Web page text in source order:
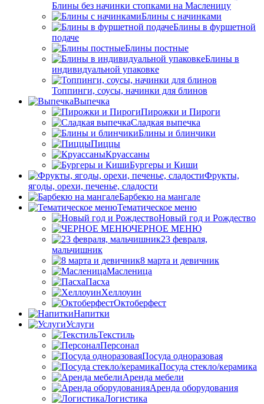
Блины без начинки стопками на Масленицу
Блины с начинками
Блины в фуршетной
подаче
Блины постные
Блины в
индивидуальной упаковке
Топпинги, соусы, начинки для блинов
Выпечка
Пирожки и Пироги
Сладкая выпечка
Блины и блинчики
Пиццы
Круасcаны
Бургеры и Киши
Фрукты,
ягоды, орехи, печенье, сладости
Барбекю на мангале
Тематическое меню
Новый год и Рождество
ЧЕРНОЕ МЕНЮ
23 февраля,
мальчишник
8 марта и девичник
Масленица
Пасха
Хеллоуин
Октоберфест
Напитки
Услуги
Текстиль
Персонал
Посуда одноразовая
Посуда стекло/керамика
Аренда мебели
Аренда оборудования
Логистика